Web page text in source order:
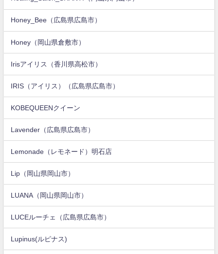
Honey_Bee（広島県広島市）
Honey（岡山県倉敷市）
Irisアイリス（香川県高松市）
IRIS（アイリス）（広島県広島市）
KOBEQUEENクイーン
Lavender（広島県広島市）
Lemonade（レモネード）明石店
Lip（岡山県岡山市）
LUANA（岡山県岡山市）
LUCEルーチェ（広島県広島市）
Lupinus(ルピナス)